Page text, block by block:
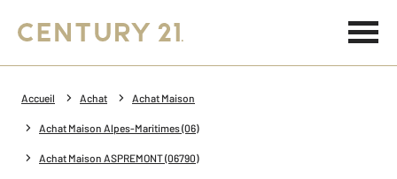
Accueil Achat Achat Maison
Achat Maison Alpes-Maritimes (06)
Achat Maison ASPREMONT (06790)